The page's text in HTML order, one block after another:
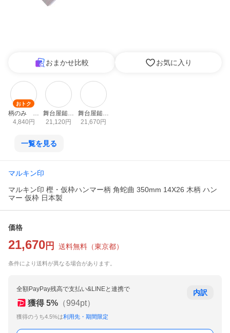
おまかせ比較 お気に入り
おトク
柄のみ　オ
プションな
4,840 円
舞台屋鎚
21　シル
21,120 円
舞台屋鎚
21　ガン
21,670 円
一覧を見る
マルキン印
マルキン印 樫・仮枠ハンマー柄 角蛇曲 350mm 14X26 木柄 ハン
マー 仮枠 日本製
価格
21,670 円 送料無料 （東京都）
条件により送料が異なる場合があります。
全額PayPay残高で支払い&LINEと連携で
獲得 5% （994pt）
獲得のうち4.5%は利用先・期間限定
内訳